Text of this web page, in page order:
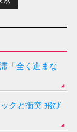
「全く進まな
クと衝突 飛び